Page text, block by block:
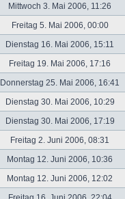
Mittwoch 3. Mai 2006, 11:26
Freitag 5. Mai 2006, 00:00
Dienstag 16. Mai 2006, 15:11
Freitag 19. Mai 2006, 17:16
Donnerstag 25. Mai 2006, 16:41
Dienstag 30. Mai 2006, 10:29
Dienstag 30. Mai 2006, 17:19
Freitag 2. Juni 2006, 08:31
Montag 12. Juni 2006, 10:36
Montag 12. Juni 2006, 12:02